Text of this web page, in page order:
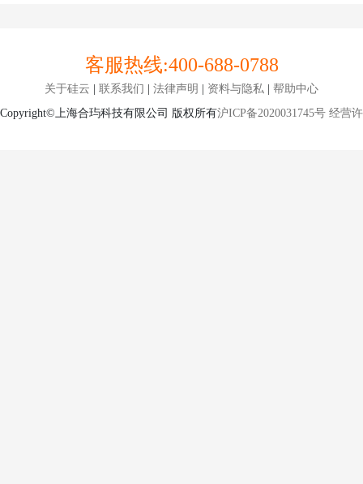
客服热线:400-688-0788
关于硅云 | 联系我们 | 法律声明 | 资料与隐私 | 帮助中心
Copyright©上海合玙科技有限公司 版权所有沪ICP备2020031745号 经营